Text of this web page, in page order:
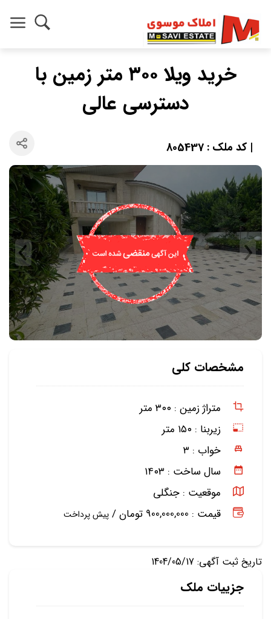
خرید ویلا ۳۰۰ متر زمین با
دسترسی عالی
| کد ملک : 805437
مشخصات کلی
متراژ زمین : ۳۰۰ متر
زیربنا : ۱۵۰ متر
خواب : ۳
سال ساخت : ۱۴۰۳
موقعیت : جنگلی
قیمت : 900,000,000 تومان /
پیش پرداخت
تاریخ ثبت آگهی: 1404/05/17
جزییات ملک